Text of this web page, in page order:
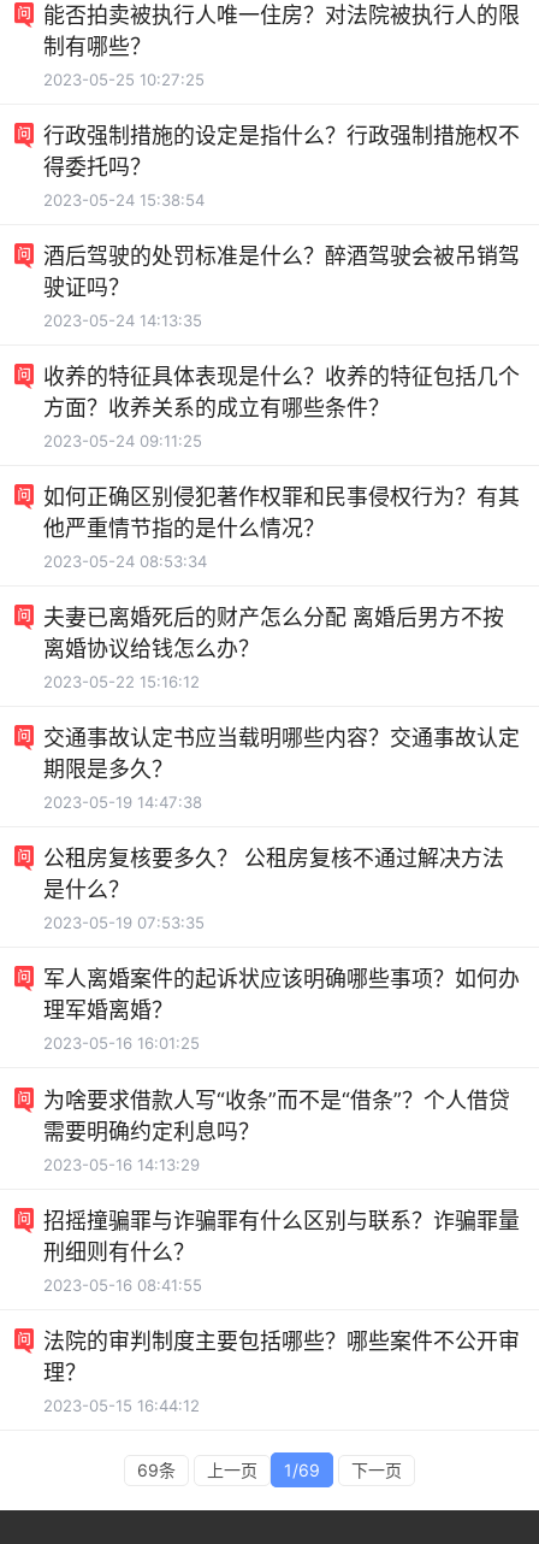
能否拍卖被执行人唯一住房？对法院被执行人的限
制有哪些？
2023-05-25 10:27:25
行政强制措施的设定是指什么？行政强制措施权不
得委托吗？
2023-05-24 15:38:54
酒后驾驶的处罚标准是什么？醉酒驾驶会被吊销驾
驶证吗？
2023-05-24 14:13:35
收养的特征具体表现是什么？收养的特征包括几个
方面？收养关系的成立有哪些条件？
2023-05-24 09:11:25
如何正确区别侵犯著作权罪和民事侵权行为？有其
他严重情节指的是什么情况？
2023-05-24 08:53:34
夫妻已离婚死后的财产怎么分配 离婚后男方不按
离婚协议给钱怎么办？
2023-05-22 15:16:12
交通事故认定书应当载明哪些内容？交通事故认定
期限是多久？
2023-05-19 14:47:38
公租房复核要多久？ 公租房复核不通过解决方法
是什么？
2023-05-19 07:53:35
军人离婚案件的起诉状应该明确哪些事项？如何办
理军婚离婚？
2023-05-16 16:01:25
为啥要求借款人写“收条”而不是“借条”？个人借贷
需要明确约定利息吗？
2023-05-16 14:13:29
招摇撞骗罪与诈骗罪有什么区别与联系？诈骗罪量
刑细则有什么？
2023-05-16 08:41:55
法院的审判制度主要包括哪些？哪些案件不公开审
理？
2023-05-15 16:44:12
69条 上一页 1/69 下一页